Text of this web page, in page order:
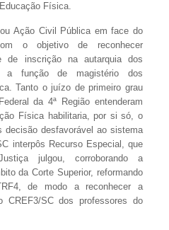
Física.
Ação Civil Pública em face do
o objetivo de reconhecer
de inscrição na autarquia dos
a função de magistério dos
Tanto o juízo de primeiro grau
da 4ª Região entenderam
Física habilitaria, por si só, o
decisão desfavorável ao sistema
interpôs Recurso Especial, que
julgou, corroborando a
da Corte Superior, reformando
de modo a reconhecer a
CREF3/SC dos professores do